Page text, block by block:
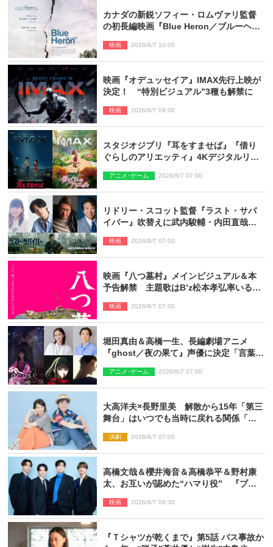
カナダの新鋭ソフィー・ロムヴァリ監督
の初長編映画『Blue Heron／ブルーヘロ
映画 2026/8/7 10:00
映画『オデュッセイア』IMAX先行上映が
決定！ “特別ビジュアル”3種も解禁に
映画 2026/8/7 09:00
スタジオジブリ『耳をすませば』『借り
ぐらしのアリエッティ』4Kデジタルリマ
アニメ･ゲーム 2026/8/7 07:00
リドリー・スコット監督『ラスト・サバ
イバー』吹替えに武内駿輔・内田直哉・
結！
映画 2026/8/7 07:00
映画『八つ墓村』メインビジュアル＆本
予告解禁 主題歌はB’z松本孝弘率いる
映画 2026/8/7 07:00
堀田真由＆高橋一生、長編劇場アニメ
『ghost／夜の果て』声優に決定「言葉に
た」
アニメ･ゲーム 2026/8/7 07:00
大高洋夫×長野里美 解散から15年「第三
舞台」はいつでも当時に戻れる関係「や
演劇 2026/8/7 07:00
高橋文哉＆櫻井海音＆高橋恭平＆野村康
太、お互いが認めた“ハマり役” 『ブル
映画 2026/8/7 06:30
『Ｔシャツが乾くまで』第5話 バス事故か